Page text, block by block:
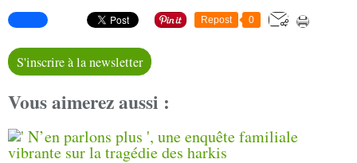
Repost 0
S'inscrire à la newsletter
Vous aimerez aussi :